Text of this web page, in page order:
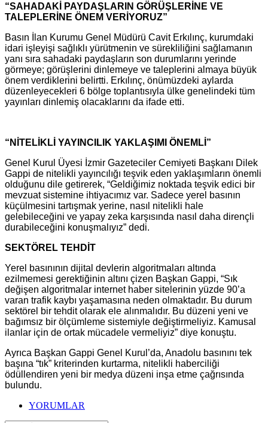
“SAHADAKİ PAYDAŞLARIN GÖRÜŞLERİNE VE
TALEPLERİNE ÖNEM VERİYORUZ”
Basın İlan Kurumu Genel Müdürü Cavit Erkılınç, kurumdaki
idari işleyişi sağlıklı yürütmenin ve sürekliliğini sağlamanın
yanı sıra sahadaki paydaşların son durumlarını yerinde
görmeye; görüşlerini dinlemeye ve taleplerini almaya büyük
önem verdiklerini belirtti. Erkılınç, önümüzdeki aylarda
düzenleyecekleri 6 bölge toplantısıyla ülke genelindeki tüm
yayınları dinlemiş olacaklarını da ifade etti.
“NİTELİKLİ YAYINCILIK YAKLAŞIMI ÖNEMLİ”
Genel Kurul Üyesi İzmir Gazeteciler Cemiyeti Başkanı Dilek
Gappi de nitelikli yayıncılığı teşvik eden yaklaşımların önemli
olduğunu dile getirerek, “Geldiğimiz noktada teşvik edici bir
mevzuat sistemine ihtiyacımız var. Sadece yerel basının
küçülmesini tartışmak yerine, nasıl nitelikli hale
gelebileceğini ve yapay zeka karşısında nasıl daha dirençli
durabileceğini konuşmalıyız” dedi.
SEKTÖREL TEHDİT
Yerel basınının dijital devlerin algoritmaları altında
ezilmemesi gerektiğinin altını çizen Başkan Gappi, “Sık
değişen algoritmalar internet haber sitelerinin yüzde 90’a
varan trafik kaybı yaşamasına neden olmaktadır. Bu durum
sektörel bir tehdit olarak ele alınmalıdır. Bu düzeni yeni ve
bağımsız bir ölçümleme sistemiyle değiştirmeliyiz. Kamusal
ilanlar için de ortak mücadele vermeliyiz” diye konuştu.
Ayrıca Başkan Gappi Genel Kurul’da, Anadolu basınını tek
başına “tık” kriterinden kurtarma, nitelikli haberciliği
ödüllendiren yeni bir medya düzeni inşa etme çağrısında
bulundu.
YORUMLAR